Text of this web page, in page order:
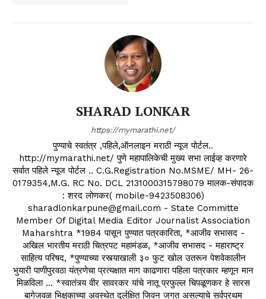
SHARAD LONKAR
https://mymarathi.net/
पुण्याचे स्वतंत्र ,पहिले,ऑनलाइन मराठी न्यूज पोर्टल..
http://mymarathi.net/ पुणे महापालिकेची मुख्य सभा लाईव्ह करणारे
सर्वात पहिले न्यूज पोर्टल .. C.G.Registration No.MSME/ MH- 26-
0179354,M.G. RC No. DCL 2131000315798079 मालक-संपादक
: शरद लोणकर( mobile-9423508306)
sharadlonkarpune@gmail.com - State Committe
Member Of Digital Media Editor Journalist Association
Maharshtra *1984 पासून पुण्यात पत्रकारिता, *आजीव सभासद -
अखिल भारतीय मराठी चित्रपट महामंडळ, *आजीव सभासद - महाराष्ट्र
साहित्य परिषद, *पुण्याच्या रस्त्याखाली ३० फुट खोल उतरून पेशवेकालीन
भुयारी पाणीपुरवठा यंत्रणेचा प्रत्यक्षात माग काढणारा पहिला पत्रकार म्हणून मान
मिळविला ... *स्वातंत्र्य वीर सावरकर यांचे नातू प्रफुल्ल चिपळूणकर हे सारस
बागेजवळ भिक्षुकाच्या अवस्थेत दुर्लक्षित जिवन जगत असल्याचे सर्वप्रथम